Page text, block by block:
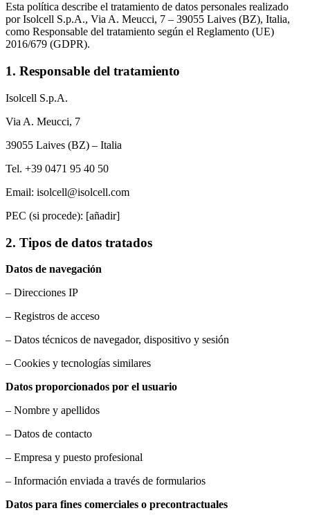
Esta política describe el tratamiento de datos personales realizado
por Isolcell S.p.A., Via A. Meucci, 7 – 39055 Laives (BZ), Italia,
como Responsable del tratamiento según el Reglamento (UE)
2016/679 (GDPR).
1. Responsable del tratamiento
Isolcell S.p.A.
Via A. Meucci, 7
39055 Laives (BZ) – Italia
Tel. +39 0471 95 40 50
Email: isolcell@isolcell.com
PEC (si procede): [añadir]
2. Tipos de datos tratados
Datos de navegación
– Direcciones IP
– Registros de acceso
– Datos técnicos de navegador, dispositivo y sesión
– Cookies y tecnologías similares
Datos proporcionados por el usuario
– Nombre y apellidos
– Datos de contacto
– Empresa y puesto profesional
– Información enviada a través de formularios
Datos para fines comerciales o precontractuales